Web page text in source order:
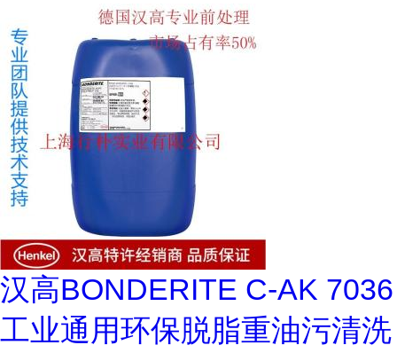
汉高BONDERITE C-AK 7036
工业通用环保脱脂重油污清洗